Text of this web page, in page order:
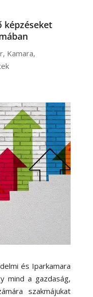
képzéseket
, Kamara,
és Iparkamara
mind a gazdaság,
szakmájukat